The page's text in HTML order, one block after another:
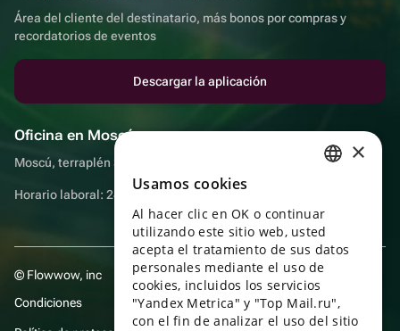
Área del cliente del destinatario, más bonos por compras y
recordatorios de eventos
Descargar la aplicación
Oficina en Moscú
Moscú, terraplén Sadovnicheskaya, 9, sala 2/3
Horario laboral: 24 horas
© Flowwow, inc
Condiciones
ENGLISH
UKRAINIAN
PORTUGUESE
SPANISH
×
Usamos cookies
Al hacer clic en OK o continuar
utilizando este sitio web, usted
acepta el tratamiento de sus datos
personales mediante el uso de
cookies, incluidos los servicios
"Yandex Metrica" y "Top Mail.ru",
con el fin de analizar el uso del sitio